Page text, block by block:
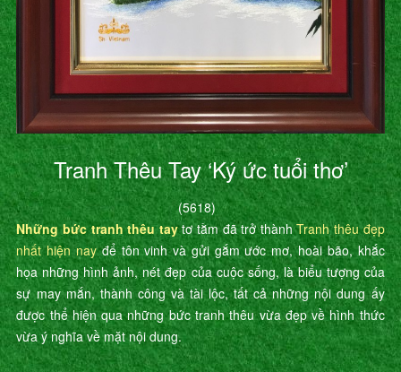
Tranh Thêu Tay ‘Ký ức tuổi thơ’
(5618)
Những bức tranh thêu taytơ tằm đã trở thànhTranh thêu đẹp
nhất hiện nayđể tôn vinh và gửi gắm ước mơ, hoài bão, khắc
họa những hình ảnh, nét đẹp của cuộc sống, là biểu tượng của
sự may mắn, thành công và tài lộc, tất cả những nội dung ấy
được thể hiện qua những bức tranh thêu vừa đẹp về hình thức
vừa ý nghĩa về mặt nội dung.